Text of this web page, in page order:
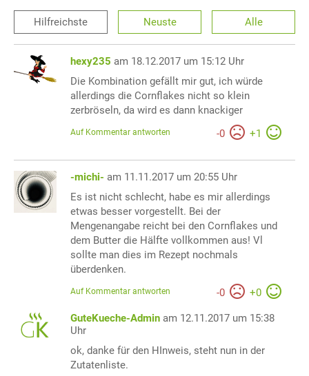
Hilfreichste Neuste Alle
hexy235 am 18.12.2017 um 15:12 Uhr
Die Kombination gefällt mir gut, ich würde
allerdings die Cornflakes nicht so klein
zerbröseln, da wird es dann knackiger
-0 +1
Auf Kommentar antworten
-michi- am 11.11.2017 um 20:55 Uhr
Es ist nicht schlecht, habe es mir allerdings
etwas besser vorgestellt. Bei der
Mengenangabe reicht bei den Cornflakes und
dem Butter die Hälfte vollkommen aus! Vl
sollte man dies im Rezept nochmals
überdenken.
-0 +0
Auf Kommentar antworten
GuteKueche-Admin am 12.11.2017 um 15:38
Uhr
ok, danke für den HInweis, steht nun in der
Zutatenliste.